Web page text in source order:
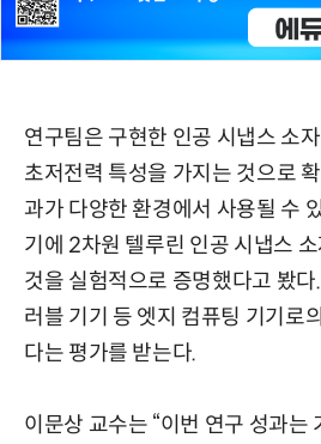
연구팀은 구현한 인공 시냅스 소
초저전력 특성을 가지는 것으로
과가 다양한 환경에서 사용될 수
기에 2차원 텔루린 인공 시냅스
것을 실험적으로 증명했다고 봤다
러블 기기 등 엣지 컴퓨팅 기기로
다는 평가를 받는다.
이문상 교수는 “이번 연구 성과는